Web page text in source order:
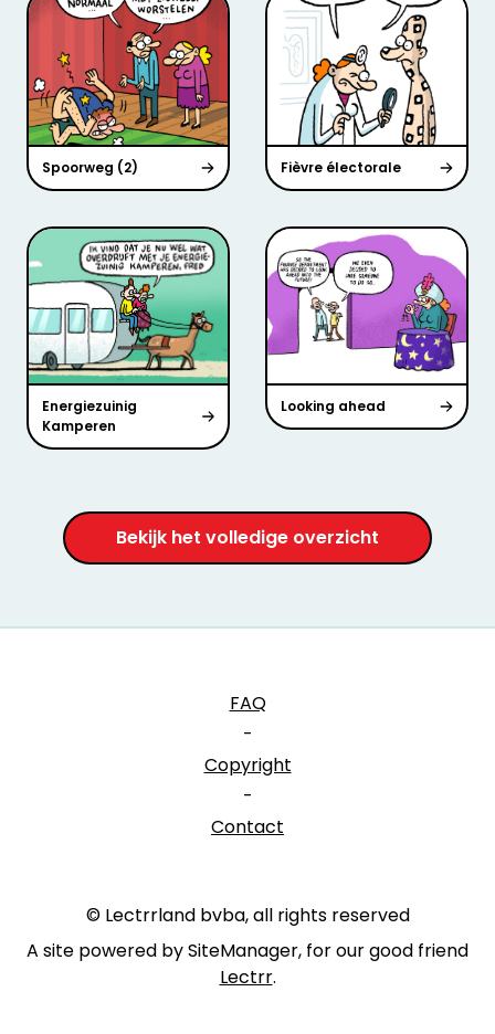
Spoorweg (2) Fièvre électorale
Energiezuinig
Kamperen
Looking ahead
Bekijk het volledige overzicht
FAQ
-
Copyright
-
Contact
© Lectrrland bvba, all rights reserved
A site powered by SiteManager, for our good friend
Lectrr.